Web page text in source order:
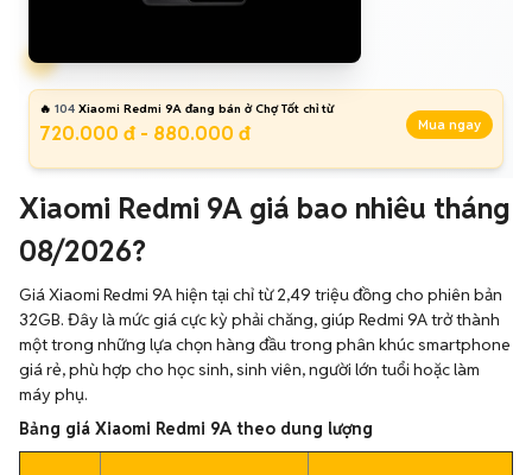
🔥 104 Xiaomi Redmi 9A đang bán ở Chợ Tốt chỉ từ
720.000 đ - 880.000 đ Mua ngay
Xiaomi Redmi 9A giá bao nhiêu tháng
08/2026?
Giá Xiaomi Redmi 9A hiện tại chỉ từ 2,49 triệu đồng cho phiên bản
32GB. Đây là mức giá cực kỳ phải chăng, giúp Redmi 9A trở thành
một trong những lựa chọn hàng đầu trong phân khúc smartphone
giá rẻ, phù hợp cho học sinh, sinh viên, người lớn tuổi hoặc làm
máy phụ.
Bảng giá Xiaomi Redmi 9A theo dung lượng